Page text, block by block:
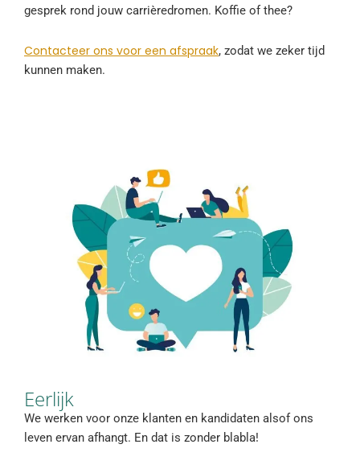
gesprek rond jouw carrièredromen. Koffie of thee?
Contacteer ons voor een afspraak, zodat we zeker tijd
kunnen maken.
Eerlijk
We werken voor onze klanten en kandidaten alsof ons
leven ervan afhangt. En dat is zonder blabla!